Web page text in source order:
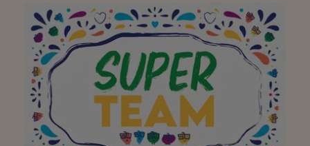
Aan mijn favoriete
buurtsuper waar ik met
plezier, en met de fiets
of te voet,
boodschappen kan gaan
doen! Bedankt!